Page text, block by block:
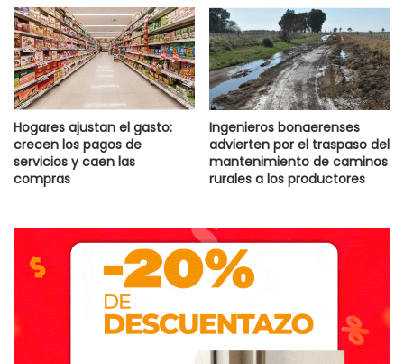
“La concreción del trasplante es posible gracias a la
sociedad representada en el acto de donar, a la
intervención de los profesionales y trabajadores de la
salud de todo el país y al trabajo de los organismos
provinciales de procuración”, subrayó Maceira.
Hogares ajustan el gasto:
crecen los pagos de
servicios y caen las
compras
Ingenieros bonaerenses
advierten por el traspaso del
mantenimiento de caminos
rurales a los productores